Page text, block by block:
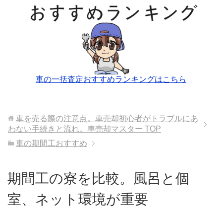
車の一括査定おすすめランキングはこちら
車を売る際の注意点。車売却初心者がトラブルにあ
わない手続きと流れ。車売却マスター TOP
車の期間工おすすめ
期間工の寮を比較。風呂と個
室、ネット環境が重要